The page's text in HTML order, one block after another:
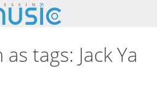
tags: Jack Ya